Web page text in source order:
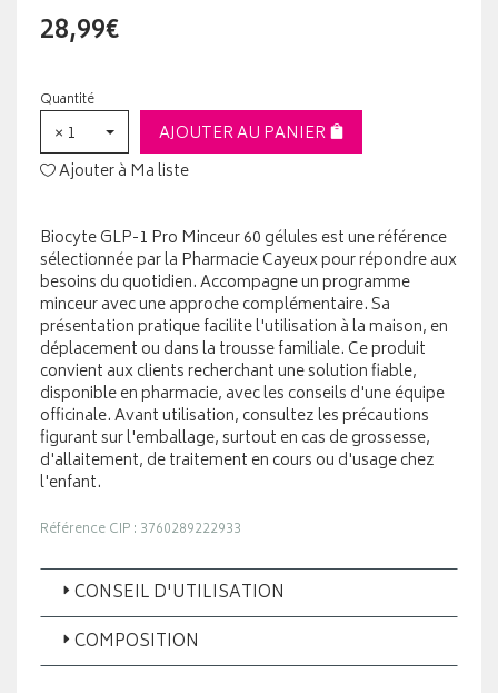
28,99€
Quantité
× 1
AJOUTER AU PANIER
Ajouter à Ma liste
Biocyte GLP-1 Pro Minceur 60 gélules est une référence
sélectionnée par la Pharmacie Cayeux pour répondre aux
besoins du quotidien. Accompagne un programme
minceur avec une approche complémentaire. Sa
présentation pratique facilite l'utilisation à la maison, en
déplacement ou dans la trousse familiale. Ce produit
convient aux clients recherchant une solution fiable,
disponible en pharmacie, avec les conseils d'une équipe
officinale. Avant utilisation, consultez les précautions
figurant sur l'emballage, surtout en cas de grossesse,
d'allaitement, de traitement en cours ou d'usage chez
l'enfant.
Référence CIP : 3760289222933
CONSEIL D'UTILISATION
COMPOSITION